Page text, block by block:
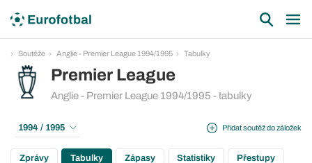
Soutěže Anglie - Premier League 1994/1995 Tabulky
Premier League
Anglie - Premier League 1994/1995 - tabulky
Přidat soutěž do záložek
1994 / 1995
Zprávy Tabulky Zápasy Statistiky Přestupy